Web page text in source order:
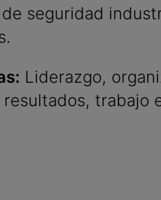
seguridad
Liderazgo,
trabajo